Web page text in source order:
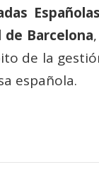
Españolas
Barcelona
de la
española.